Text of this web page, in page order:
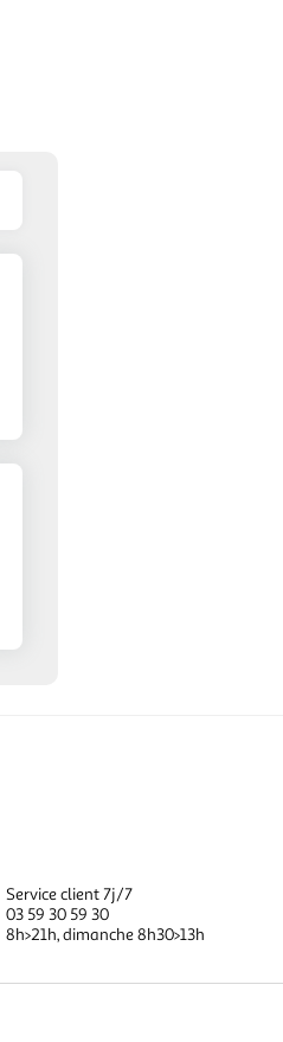
Service client 7j/7
03 59 30 59 30
8h>21h, dimanche 8h30>13h